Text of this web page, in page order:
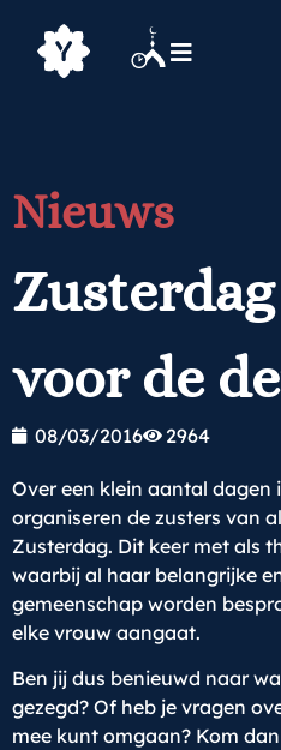
Nieuws
voor de
08/03/2016 2964
Over een klein aantal dagen
organiseren de zusters van
Zusterdag. Dit keer met als
waarbij al haar belangrijke
gemeenschap worden
elke vrouw aangaat.
Ben jij dus benieuwd naar
gezegd? Of heb je vragen
mee kunt omgaan? Kom